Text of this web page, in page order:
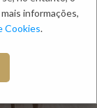
informações,
Cookies.